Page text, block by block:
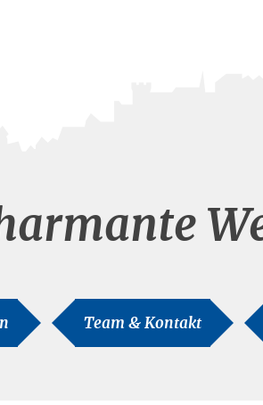
Team & Kontakt